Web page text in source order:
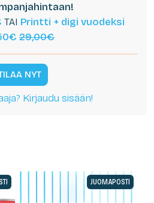
TAI Printti + digi vuodeksi
29,00€
NYT
Kirjaudu sisään!
JUOMAPOSTI